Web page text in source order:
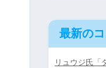
最新の
リュウジ氏「